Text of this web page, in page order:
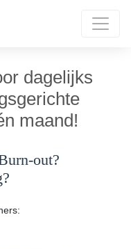
dagelijks
maand!
out?